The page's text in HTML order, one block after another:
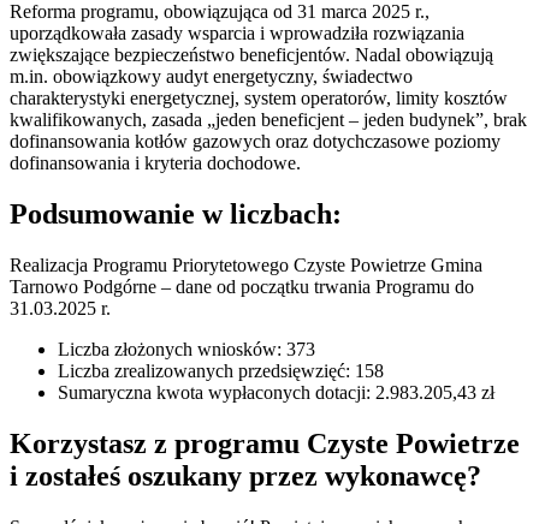
Reforma programu, obowiązująca od 31 marca 2025 r.,
uporządkowała zasady wsparcia i wprowadziła rozwiązania
zwiększające bezpieczeństwo beneficjentów. Nadal obowiązują
m.in. obowiązkowy audyt energetyczny, świadectwo
charakterystyki energetycznej, system operatorów, limity kosztów
kwalifikowanych, zasada „jeden beneficjent – jeden budynek”, brak
dofinansowania kotłów gazowych oraz dotychczasowe poziomy
dofinansowania i kryteria dochodowe.
Podsumowanie w liczbach:
Realizacja Programu Priorytetowego Czyste Powietrze Gmina
Tarnowo Podgórne – dane od początku trwania Programu do
31.03.2025 r.
Liczba złożonych wniosków: 373
Liczba zrealizowanych przedsięwzięć: 158
Sumaryczna kwota wypłaconych dotacji: 2.983.205,43 zł
Korzystasz z programu Czyste Powietrze
i zostałeś oszukany przez wykonawcę?